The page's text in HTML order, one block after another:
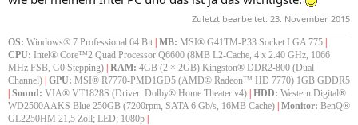
Zuletzt bearbeitet: 23. November 2015
OS: Windows® 7 Professional 64 Bit | MB: MSI® G41TM-P33 Socket LGA 775 |
CPU: Intel® Core™2 Quad Processor Q6600 (8MB L2-Cache, 4 x 2.40 GHz, 1066
MHz FSB, G0 Stepping) | RAM: 4GB (2 × 2GB) Kingston® DDR2-800 (Dual
Channel) | GPU: MSI® R7770-PMD1GD5 (AMD® Radeon™ HD 7770) 1GB GDDR5
| Sound: VIA® VT1828S (Driver: Dolby® Home Theater v4) | HDD: Western Digital®
WD2500AAKS Blue 250GB (7200rpm, SATA 6 Gb/s, 16MB Cache) | Monitor: BenQ®
GL2250HM 21,5 Zoll; LED; 1080p |